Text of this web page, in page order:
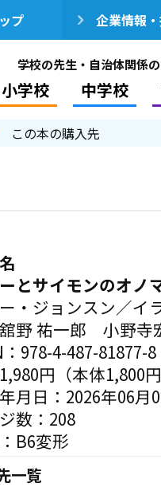
プ 企業情報
学校の先生・自治体関係
小学校 中学校
この本の購入先
とサイモンのオノ
・ジョンスン／
野 祐一郎 小野寺
978-4-487-81877-8
円（本体1,800
月日：2026年06月
数：208
B6変形
一覧